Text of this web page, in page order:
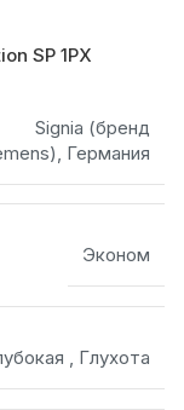
SP 1PX
Signia (бренд
Германия
Эконом
, Глухота